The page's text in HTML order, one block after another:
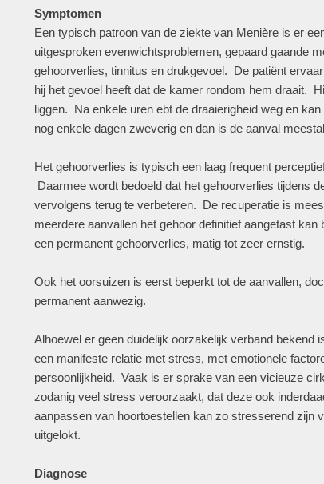
Symptomen
Een typisch patroon van de ziekte van Menière is er
uitgesproken evenwichtsproblemen, gepaard gaande
gehoorverlies, tinnitus en drukgevoel. De patiënt
hij het gevoel heeft dat de kamer rondom hem draait.
liggen. Na enkele uren ebt de draaierigheid weg en
nog enkele dagen zweverig en dan is de aanval
Het gehoorverlies is typisch een laag frequent
Daarmee wordt bedoeld dat het gehoorverlies tijdens
vervolgens terug te verbeteren. De recuperatie is
meerdere aanvallen het gehoor definitief aangetast
een permanent gehoorverlies, matig tot zeer ernstig.
Ook het oorsuizen is eerst beperkt tot de aanvallen,
permanent aanwezig.
Alhoewel er geen duidelijk oorzakelijk verband bekend
een manifeste relatie met stress, met emotionele
persoonlijkheid. Vaak is er sprake van een vicieuze
zodanig veel stress veroorzaakt, dat deze ook
aanpassen van hoortoestellen kan zo stresserend zijn
uitgelokt.
Diagnose